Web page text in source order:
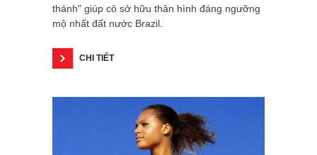
thánh" giúp cô sở hữu thân hình đáng ngưỡng
mộ nhất đất nước Brazil.
CHI TIẾT